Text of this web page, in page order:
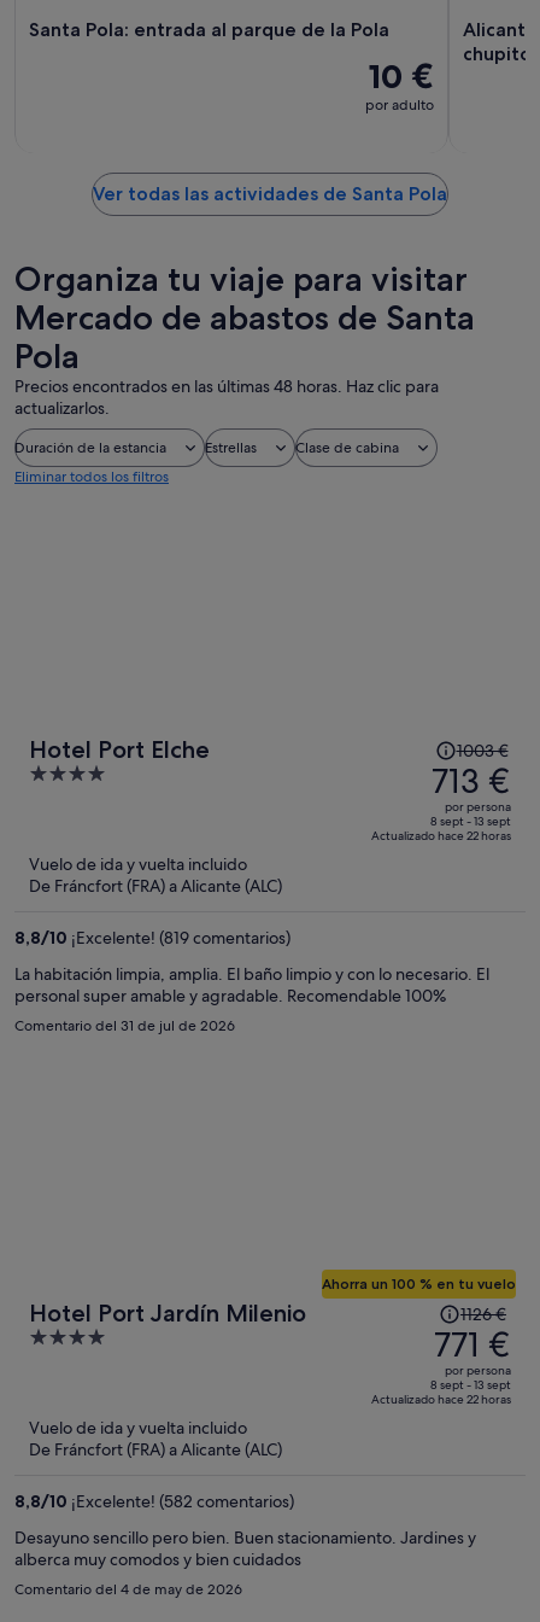
Santa Pola: entrada al parque de la Pola
10 €
por adulto
Ver todas las actividades de Santa Pola
Organiza tu viaje para visitar
Mercado de abastos de Santa
Pola
Precios encontrados en las últimas 48 horas. Haz clic para
actualizarlos.
Duración de la estancia Estrellas
Clase de cabina
Eliminar todos los filtros
Hotel Port Elche
4
El
precio
era
de
1003 €,
por
persona
1003 €
713 €
por persona
8 sept - 13 sept
Actualizado hace 22 horas
Vuelo de ida y vuelta incluido
De Fráncfort (FRA) a Alicante (ALC)
8,8/10 ¡Excelente! (819 comentarios)
La habitación limpia, amplia. El baño limpio y con lo necesario. El
personal super amable y agradable. Recomendable 100%
Comentario del 31 de jul de 2026
Hotel Port Jardín Milenio
4
Ahorra un 100 % en tu vuelo
El
precio
era
de
1126 €,
por
1126 €
771 €
por persona
8 sept - 13 sept
Actualizado hace 22 horas
Vuelo de ida y vuelta incluido
De Fráncfort (FRA) a Alicante (ALC)
8,8/10 ¡Excelente! (582 comentarios)
Desayuno sencillo pero bien. Buen stacionamiento. Jardines y
alberca muy comodos y bien cuidados
Comentario del 4 de may de 2026